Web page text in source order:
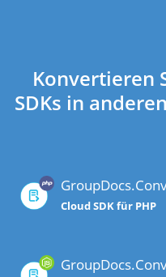
Konvertieren
SDKs in
Cloud SDK für PHP